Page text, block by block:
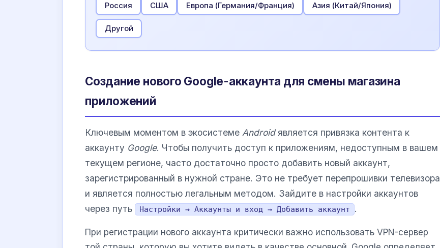
Россия США Европа (Германия/Франция) Азия (Китай/Япония)
Другой
Создание нового Google-аккаунта для смены магазина
приложений
Ключевым моментом в экосистеме Androidявляется привязка контента к
аккаунту Google. Чтобы получить доступ к приложениям, недоступным в вашем
текущем регионе, часто достаточно просто добавить новый аккаунт,
зарегистрированный в нужной стране. Это не требует перепрошивки телевизора
и является полностью легальным методом. Зайдите в настройки аккаунтов
через путь
Настройки → Аккаунты и вход → Добавить аккаунт .
При регистрации нового аккаунта критически важно использовать VPN-сервер